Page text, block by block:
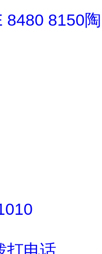
8480 8150陶
打电话